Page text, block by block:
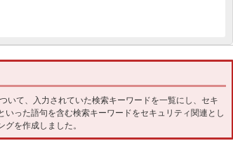
いて、入力されていた検索キーワードを一覧にし、セキ
った語句を含む検索キーワードをセキュリティ関連とし
を作成しました。